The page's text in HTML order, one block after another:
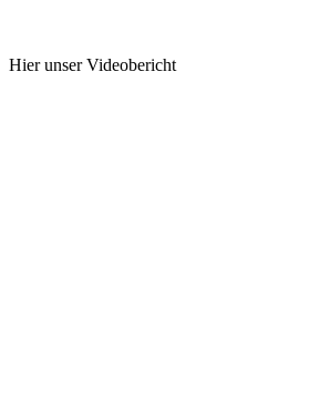
Hier unser Videobericht